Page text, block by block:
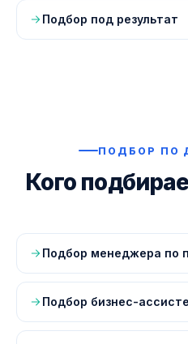
Подбор под результат
ПОДБОР ПО
Кого
Подбор менеджера по
Подбор бизнес-